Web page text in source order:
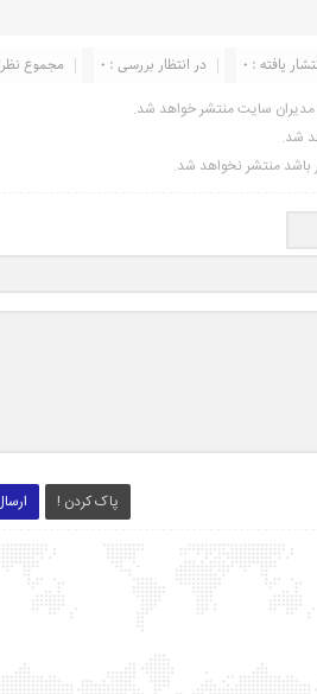
مجموع در انتظار بررسی : 0 یافته : ۰
سایت منتشر خواهد شد.
شد.
باشد منتشر نخواهد شد.
پاک کردن !